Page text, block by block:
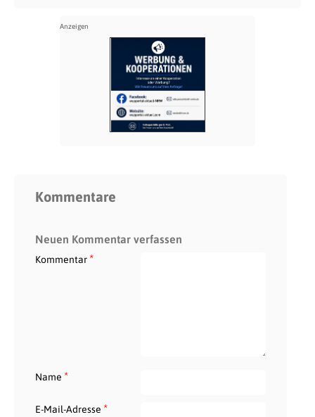
Kommentare
Neuen Kommentar verfassen
Kommentar*
Name *
E-Mail-Adresse *